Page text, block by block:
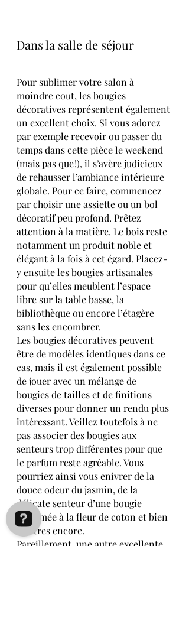
Dans la salle de séjour
Pour sublimer votre salon à
moindre cout, les bougies
décoratives représentent également
un excellent choix. Si vous adorez
par exemple recevoir ou passer du
temps dans cette pièce le weekend
(mais pas que !), il s’avère judicieux
de rehausser l’ambiance intérieure
globale. Pour ce faire, commencez
par choisir une assiette ou un bol
décoratif peu profond. Prêtez
attention à la matière. Le bois reste
notamment un produit noble et
élégant à la fois à cet égard. Placez-
y ensuite les bougies artisanales
pour qu’elles meublent l’espace
libre sur la table basse, la
bibliothèque ou encore l’étagère
sans les encombrer.
Les bougies décoratives peuvent
être de modèles identiques dans ce
cas, mais il est également possible
de jouer avec un mélange de
bougies de tailles et de finitions
diverses pour donner un rendu plus
intéressant. Veillez toutefois à ne
pas associer des bougies aux
senteurs trop différentes pour que
le parfum reste agréable. Vous
pourriez ainsi vous enivrer de la
douce odeur du jasmin, de la
délicate senteur d’une bougie
parfumée à la fleur de coton et bien
d’autres encore.
Pareillement, une autre excellente